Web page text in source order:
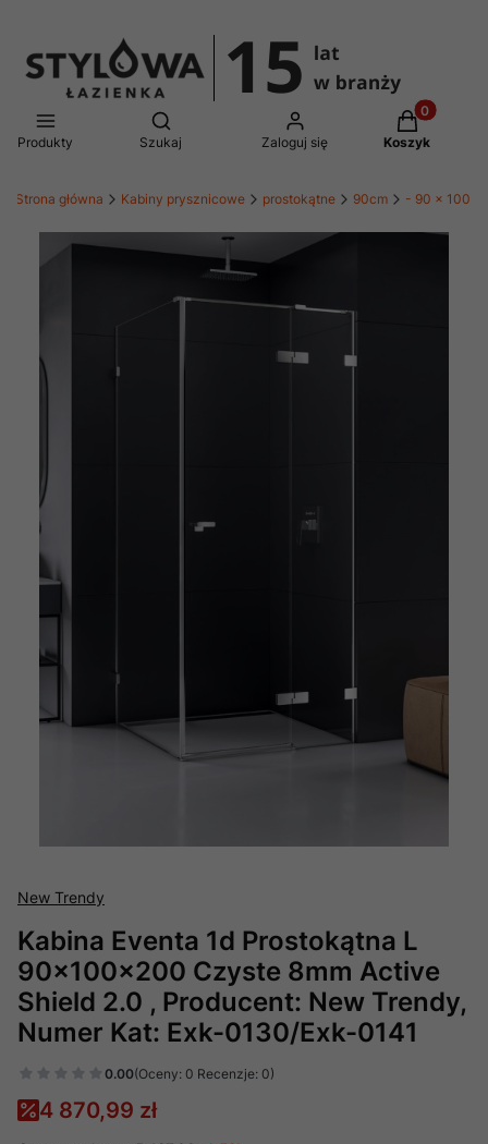
Produkty
Otwórz wyszukiwarkę
Szukaj Zaloguj się
Produkty
Koszyk
Strona główna Kabiny prysznicowe prostokątne 90cm - 90 x 100
New Trendy
Kabina Eventa 1d Prostokątna L
90x100x200 Czyste 8mm Active
Shield 2.0 , Producent: New Trendy,
Numer Kat: Exk-0130/Exk-0141
0.00(Oceny: 0 Recenzje: 0)
4 870,99 zł